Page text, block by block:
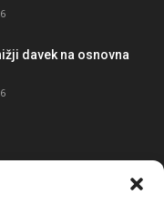
davek na osnovna